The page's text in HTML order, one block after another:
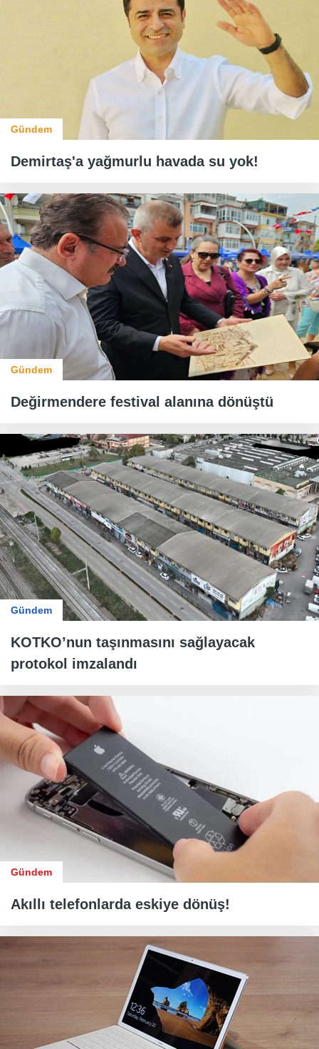
Gündem
Demirtaş'a yağmurlu havada su yok!
Gündem
Değirmendere festival alanına dönüştü
Gündem
KOTKO’nun taşınmasını sağlayacak
protokol imzalandı
Gündem
Akıllı telefonlarda eskiye dönüş!